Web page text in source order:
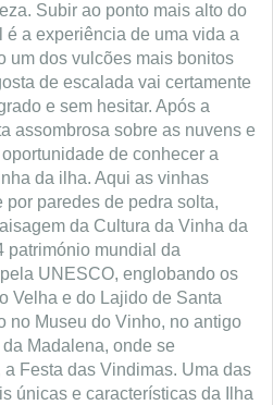
Subir ao ponto mais alto do
a experiência de uma vida a
um dos vulcões mais bonitos
de escalada vai certamente
e sem hesitar. Após a
assombrosa sobre as nuvens e
de conhecer a
da ilha. Aqui as vinhas
paredes de pedra solta,
da Cultura da Vinha da
património mundial da
UNESCO, englobando os
Velha e do Lajido de Santa
no Museu do Vinho, no antigo
Madalena, onde se
Festa das Vindimas. Uma das
únicas e características da Ilha